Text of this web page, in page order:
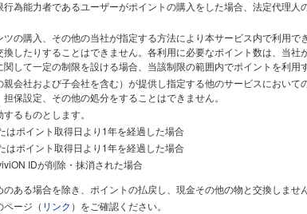
為能力者であるユーザーがポイントの購入をした場合、法定代理人
の購入、その他の当社が指定する方法により本サービス内で利用で
したりすることはできません。各利用に必要なポイント数は、当社
して一定の制限を設ける場合、当該制限の範囲内でポイントを利用
会社および子会社を含む）が提供し指定する他のサービスにおいて
保設定、その他の処分をすることはできません。
るものとします。
ポイント取得日より1年を経過した場合
ポイント取得日より1年を経過した場合
IDが削除・抹消された場合
ある場合を除き、ポイントの払戻し、現金その他の物と交換しません
ージ（ リンク ）をご確認ください。